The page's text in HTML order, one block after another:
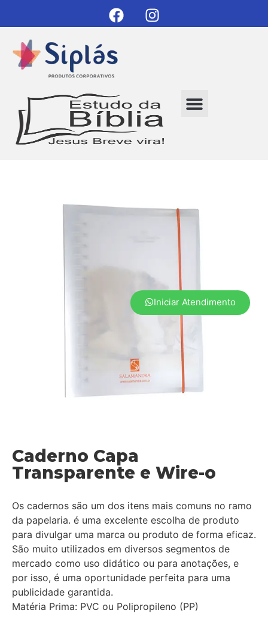
Caderno Capa
Transparente e Wire-o
Os cadernos são um dos itens mais comuns no ramo
da papelaria. é uma excelente escolha de produto
para divulgar uma marca ou produto de forma eficaz.
São muito utilizados em diversos segmentos de
mercado como uso didático ou para anotações, e
por isso, é uma oportunidade perfeita para uma
publicidade garantida.
Matéria Prima: PVC ou Polipropileno (PP)
Iniciar Atendimento